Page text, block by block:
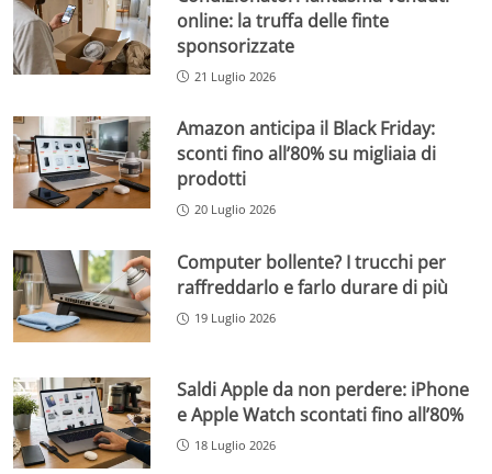
online: la truffa delle finte
sponsorizzate
21 Luglio 2026
Amazon anticipa il Black Friday:
sconti fino all’80% su migliaia di
prodotti
20 Luglio 2026
Computer bollente? I trucchi per
raffreddarlo e farlo durare di più
19 Luglio 2026
Saldi Apple da non perdere: iPhone
e Apple Watch scontati fino all’80%
18 Luglio 2026